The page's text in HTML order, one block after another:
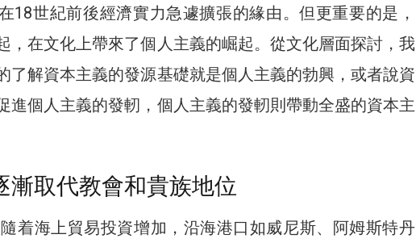
18世紀前後經濟實力急遽擴張的緣由。但更重要的是，
，在文化上帶來了個人主義的崛起。從文化層面探討，我
了解資本主義的發源基礎就是個人主義的勃興，或者說資
進個人主義的發軔，個人主義的發軔則帶動全盛的資本主
漸取代教會和貴族地位
着海上貿易投資增加，沿海港口如威尼斯、阿姆斯特丹